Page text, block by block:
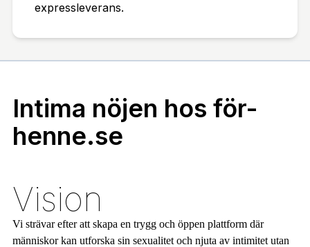
expressleverans.
Intima nöjen hos för-
henne.se
Vision
Vi strävar efter att skapa en trygg och öppen plattform där
människor kan utforska sin sexualitet och njuta av intimitet utan